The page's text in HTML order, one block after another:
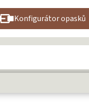
Konfigurátor opasků